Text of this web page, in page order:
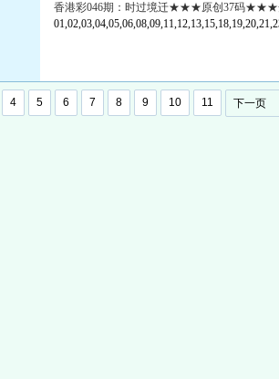
香港彩046期：时过境迁★★★原创37码★★★
4 5 6 7 8 9 10 11 下一页